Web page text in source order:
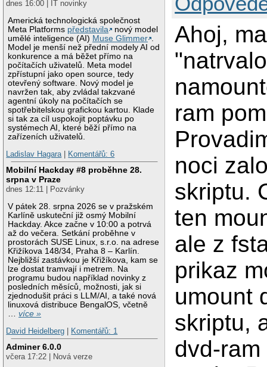
dnes 16:00 | IT novinky
Americká technologická společnost
Meta Platforms představila
nový model
umělé inteligence (AI) Muse Glimmer
Model je menší než přední modely AI od
konkurence a má běžet přímo na
počítačích uživatelů. Meta model
zpřístupní jako open source, tedy
otevřený software. Nový model je
navržen tak, aby zvládal takzvané
agentní úkoly na počítačích se
spotřebitelskou grafickou kartou. Klade
si tak za cíl uspokojit poptávku po
systémech AI, které běží přímo na
zařízeních uživatelů.
Ladislav Hagara| Komentářů: 6
Mobilní Hackday #8 proběhne 28.
srpna v Praze
dnes 12:11 | Pozvánky
V pátek 28. srpna 2026 se v pražském
Karlíně uskuteční již osmý Mobilní
Hackday. Akce začne v 10:00 a potrvá
až do večera. Setkání proběhne v
prostorách SUSE Linux, s.r.o. na adrese
Křižíkova 148/34, Praha 8 – Karlín.
Nejbližší zastávkou je Křižíkova, kam se
lze dostat tramvají i metrem. Na
programu budou například novinky z
posledních měsíců, možnosti, jak si
zjednodušit práci s LLM/AI, a také nová
linuxová distribuce BengalOS, včetně
…více »
David Heidelberg
Komentářů: 1
Adminer 6.0.0
včera 17:22 | Nová verze
Ahoj,
ram
noci
skriptu.
ten
ale z
prikaz
umount
skriptu,
dvd-